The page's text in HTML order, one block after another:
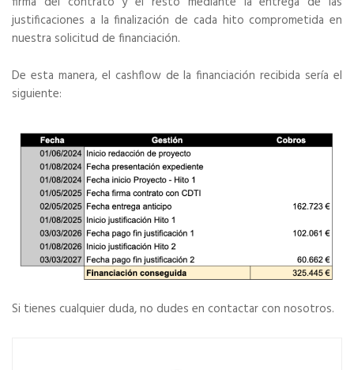
justificaciones a la finalización de cada hito comprometida en
nuestra solicitud de financiación.
De esta manera, el cashflow de la financiación recibida sería el
siguiente:
Si tienes cualquier duda, no dudes en contactar con nosotros.